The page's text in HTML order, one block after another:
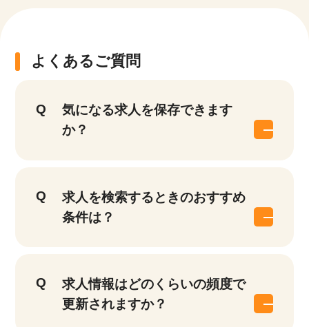
よくあるご質問
気になる求人を保存できます
か？
求人を検索するときのおすすめ
条件は？
求人情報はどのくらいの頻度で
更新されますか？